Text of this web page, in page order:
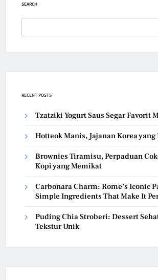
SEARCH
RECENT POSTS
Tzatziki Yogurt Saus Segar Favorit
Hotteok Manis, Jajanan Korea
Brownies Tiramisu, Perpaduan
Kopi yang Memikat
Carbonara Charm: Rome’s Iconic
Simple Ingredients That Make It
Puding Chia Stroberi: Dessert
Tekstur Unik